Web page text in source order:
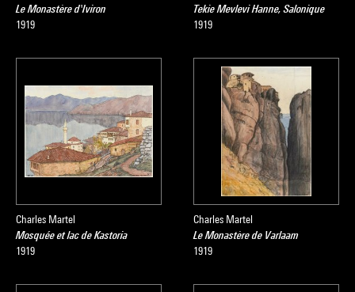
Le Monastère d'Iviron
1919
Tekie Mevlevi Hanne, Salonique
1919
Charles Martel
Mosquée et lac de Kastoria
1919
Charles Martel
Le Monastère de Varlaam
1919